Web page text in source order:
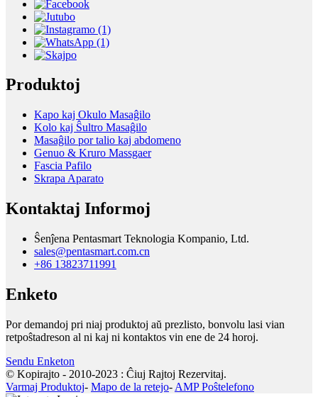
Produktoj
Kapo kaj Okulo Masaĝilo
Kolo kaj Ŝultro Masaĝilo
Masaĝilo por talio kaj abdomeno
Genuo & Kruro Massgaer
Fascia Pafilo
Skrapa Aparato
Kontaktaj Informoj
Ŝenĵena Pentasmart Teknologia Kompanio, Ltd.
sales@pentasmart.com.cn
+86 13823711991
Enketo
Por demandoj pri niaj produktoj aŭ prezlisto, bonvolu lasi vian
retpoŝtadreson al ni kaj ni kontaktos vin ene de 24 horoj.
Sendu Enketon
© Kopirajto - 2010-2023 : Ĉiuj Rajtoj Rezervitaj.
Varmaj Produktoj- Mapo de la retejo- AMP Poŝtelefono